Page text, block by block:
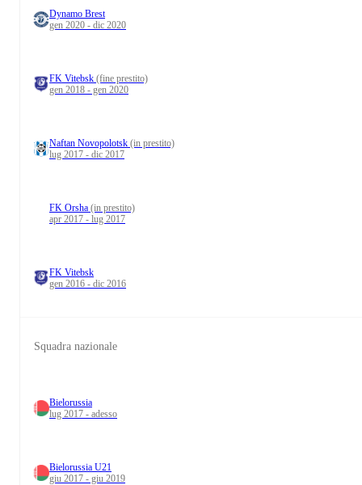
Dynamo Brest
gen 2020 - dic 2020
FK Vitebsk (fine prestito)
gen 2018 - gen 2020
Naftan Novopolotsk (in prestito)
lug 2017 - dic 2017
FK Orsha (in prestito)
apr 2017 - lug 2017
FK Vitebsk
gen 2016 - dic 2016
Squadra nazionale
Bielorussia
lug 2017 - adesso
Bielorussia U21
giu 2017 - giu 2019